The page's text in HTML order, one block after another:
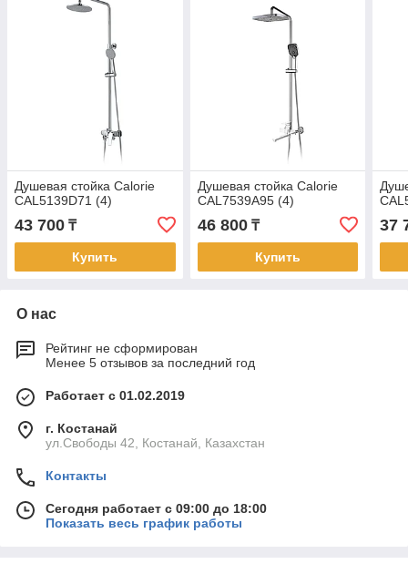
Душевая стойка Calorie
CAL5139D71 (4)
43 700 ₸
Купить
Душевая стойка Calorie
CAL7539A95 (4)
46 800₸
Купить
37
О нас
Рейтинг не сформирован
Менее 5 отзывов за последний год
Работает с 01.02.2019
г. Костанай
ул.Свободы 42, Костанай, Казахстан
Контакты
Сегодня работает с 09:00 до 18:00
Показать весь график работы